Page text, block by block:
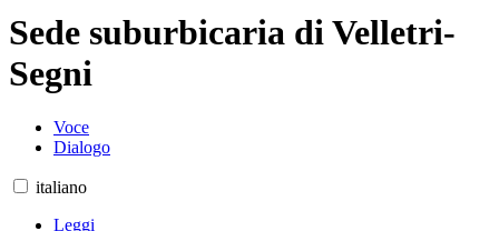
Sede suburbicaria di Velletri-
Segni
Voce
Dialogo
italiano
Leggi